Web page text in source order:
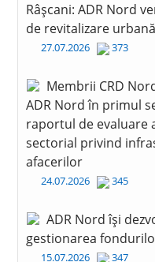
Râșcani: ADR Nord
de revitalizare urbană
27.07.2026 373
Membrii CRD
ADR Nord în primul
raportul de evaluare
sectorial privind
afacerilor
24.07.2026 345
ADR Nord își
gestionarea
15.07.2026 347